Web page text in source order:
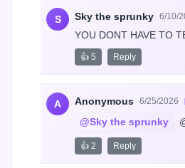
S Sky the sprunky 6/10/
YOU DONT HAVE TO
👍 5 Reply
A Anonymous 6/25/2026
@Sky the sprunky
👍 2 Reply